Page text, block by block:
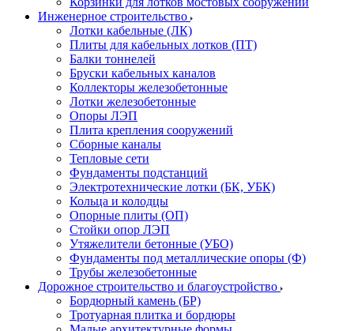
Инженерное строительство
Лотки кабельные (ЛК)
Плиты для кабельных лотков (ПТ)
Балки тоннелей
Бруски кабельных каналов
Коллекторы железобетонные
Лотки железобетонные
Опоры ЛЭП
Плита крепления сооружений
Сборные каналы
Тепловые сети
Фундаменты подстанций
Электротехнические лотки (БК, УБК)
Кольца и колодцы
Опорные плиты (ОП)
Стойки опор ЛЭП
Утяжелители бетонные (УБО)
Фундаменты под металлические опоры (Ф)
Трубы железобетонные
Дорожное строительство и благоустройство
Бордюрный камень (БР)
Тротуарная плитка и бордюры